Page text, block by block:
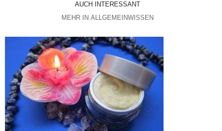
AUCH INTERESSANT
MEHR IN ALLGEMEINWISSEN